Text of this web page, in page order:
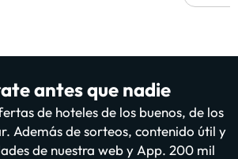
antes que nadie
de hoteles de los buenos, de los
Además de sorteos, contenido útil y
de nuestra web y App. 200 mil